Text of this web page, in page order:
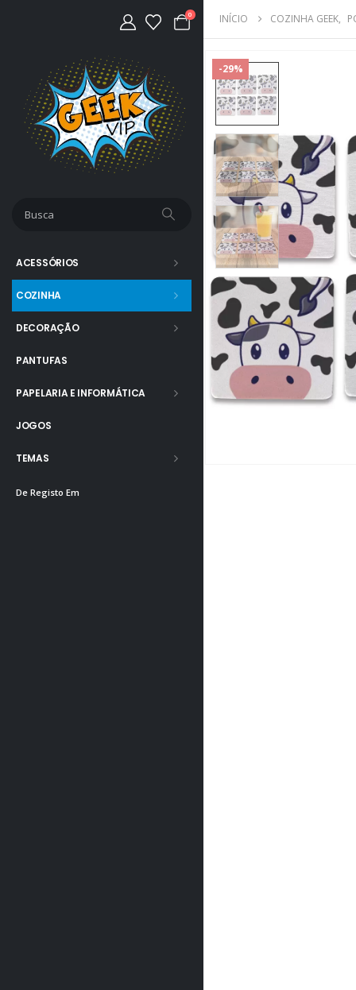
0
ACESSÓRIOS
COZINHA
DECORAÇÃO
PANTUFAS
PAPELARIA E INFORMÁTICA
JOGOS
TEMAS
De Registo Em
INÍCIO COZINHA GEEK,
-29%